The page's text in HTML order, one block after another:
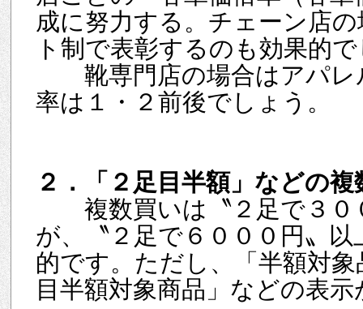
成に努力する。チェーン店
ト制で表彰するのも効果的
靴専門店の場合はアパレ
率は１・２前後でしょう。
２．「２足目半額」などの
複数買いは〝２足で３０
が、〝２足で６０００円〟
的です。ただし、「半額対
目半額対象商品」などの表